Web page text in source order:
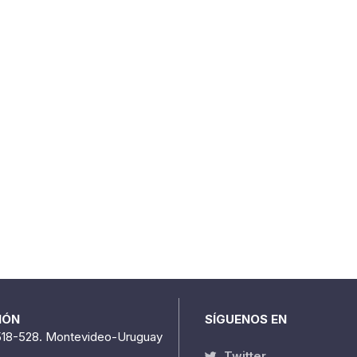
528. Montevideo-Uruguay
SÍGUENOS EN